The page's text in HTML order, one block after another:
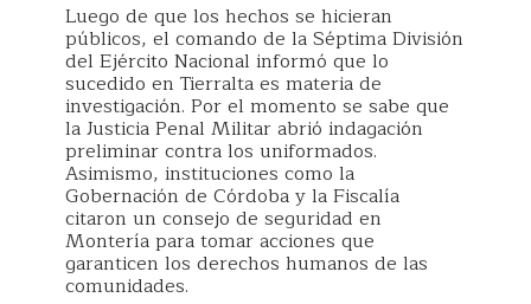
Luego de que los hechos se hicieran
públicos, el comando de la Séptima División
del Ejército Nacional informó que lo
sucedido en Tierralta es materia de
investigación. Por el momento se sabe que
la Justicia Penal Militar abrió indagación
preliminar contra los uniformados.
Asimismo, instituciones como la
Gobernación de Córdoba y la Fiscalía
citaron un consejo de seguridad en
Montería para tomar acciones que
garanticen los derechos humanos de las
comunidades.